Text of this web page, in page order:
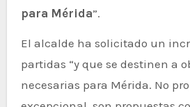
para Mérida”.
El alcalde ha solicitado un
partidas “y que se destinen a
necesarias para Mérida. No